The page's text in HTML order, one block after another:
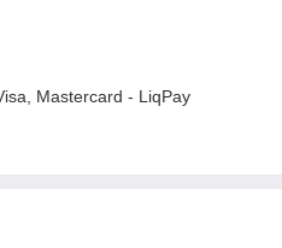
Mastercard - LiqPay